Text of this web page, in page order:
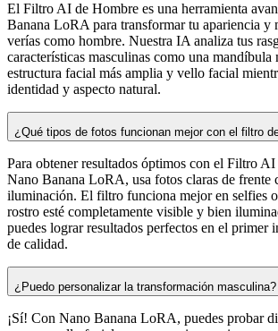
El Filtro AI de Hombre es una herramienta
Banana LoRA para transformar tu apariencia y
verías como hombre. Nuestra IA analiza tus
características masculinas como una mandíbula
estructura facial más amplia y vello facial
identidad y aspecto natural.
¿Qué tipos de fotos funcionan mejor con el filtro
Para obtener resultados óptimos con el Filtro
Nano Banana LoRA, usa fotos claras de frente
iluminación. El filtro funciona mejor en selfies
rostro esté completamente visible y bien
puedes lograr resultados perfectos en el primer
de calidad.
¿Puedo personalizar la transformación masculina?
¡Sí! Con Nano Banana LoRA, puedes probar